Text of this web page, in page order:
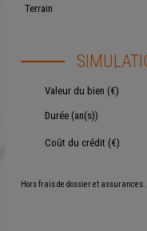
Terrain
Valeur du bien (€)
Durée (an(s))
Coût du crédit (€)
Hors frais de dossier et assurances.